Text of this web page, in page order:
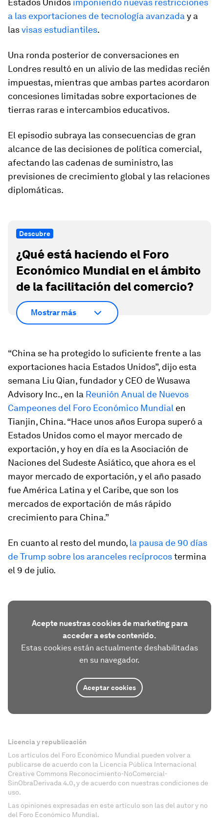
Estados Unidos imponiendo nuevas restricciones
a las exportaciones de tecnología avanzada y a
lasvisas estudiantiles.
Una ronda posterior de conversaciones en
Londres resultó en un alivio de las medidas recién
impuestas, mientras que ambas partes acordaron
concesiones limitadas sobre exportaciones de
tierras raras e intercambios educativos.
El episodio subraya las consecuencias de gran
alcance de las decisiones de política comercial,
afectando las cadenas de suministro, las
previsiones de crecimiento global y las relaciones
diplomáticas.
Descubre
¿Qué está haciendo el Foro
Económico Mundial en el ámbito
de la facilitación del comercio?
Mostrar más
“China se ha protegido lo suficiente frente a las
exportaciones hacia Estados Unidos”, dijo esta
semana Liu Qian, fundador y CEO de Wusawa
Advisory Inc., en la Reunión Anual de Nuevos
Campeones del Foro Económico Mundial en
Tianjin, China. “Hace unos años Europa superó a
Estados Unidos como el mayor mercado de
exportación, y hoy en día es la Asociación de
Naciones del Sudeste Asiático, que ahora es el
mayor mercado de exportación, y el año pasado
fue América Latina y el Caribe, que son los
mercados de exportación de más rápido
crecimiento para China.”
En cuanto al resto del mundo, la pausa de 90 días
de Trump sobre los aranceles recíprocostermina
el 9 de julio.
Acepte nuestras cookies de marketing para
acceder a este contenido.
Estas cookies están actualmente deshabilitadas
en su navegador.
Aceptar cookies
Licencia y republicación
Los artículos del Foro Económico Mundial pueden volver a
publicarse de acuerdo con la Licencia Pública Internacional
Creative Commons Reconocimiento-NoComercial-
SinObraDerivada 4.0, y de acuerdo con nuestras condiciones de
uso.
Las opiniones expresadas en este artículo son las del autor y no
del Foro Económico Mundial.